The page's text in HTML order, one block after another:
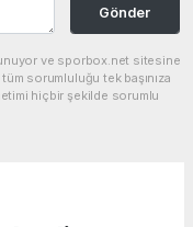
Gönder
ve sporbox.net sitesine
sorumluluğu tek başınıza
hiçbir şekilde sorumlu